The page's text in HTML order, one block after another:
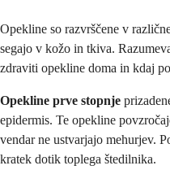
Opekline so razvrščene v
segajo v kožo in tkiva.
zdraviti opekline doma in kdaj
Opekline prve stopnje
epidermis. Te opekline
vendar ne ustvarjajo mehurjev.
kratek dotik toplega štedilnika.